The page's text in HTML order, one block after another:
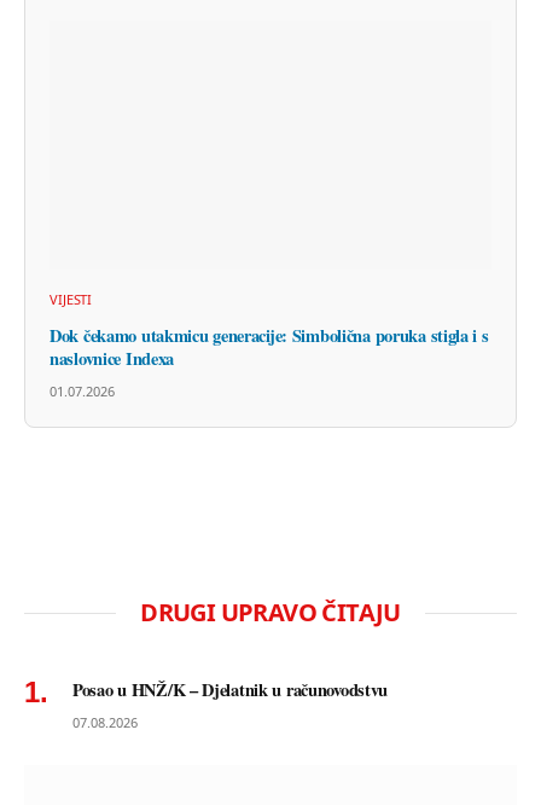
VIJESTI
Dok čekamo utakmicu generacije: Simbolična poruka stigla i s
naslovnice Indexa
01.07.2026
DRUGI UPRAVO ČITAJU
Posao u HNŽ/K – Djelatnik u računovodstvu
07.08.2026